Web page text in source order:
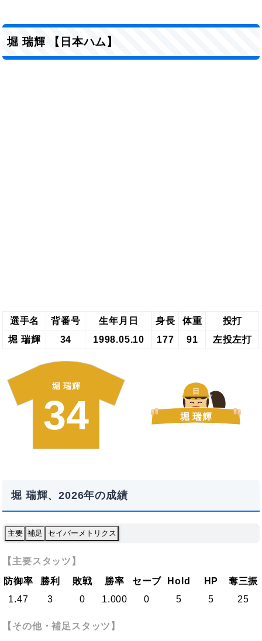
堀 瑞輝 【日本ハム】
選手名 背番号 生年月日 身長 体重
投打
堀 瑞輝
34 1998.05.10 177 91 左投左打
堀 瑞輝
34
日
堀 瑞輝
堀 瑞輝、2026年の成績
主要 補足 セイバーメトリクス
【主要スタッツ】
防御率
勝利 敗戦 勝率 セーブ Hold HP
奪三振
1.47
3 0 1.000 0 5 5 25
【その他・補足スタッツ】